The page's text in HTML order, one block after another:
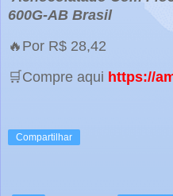
600G-AB Brasil
🔥Por R$ 28,42
🛒Compre aqui https://
Compartilhar